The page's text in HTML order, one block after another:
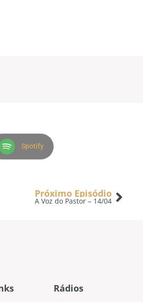
Spotify
Próximo Episódio
A Voz do Pastor – 14/04
Rádios